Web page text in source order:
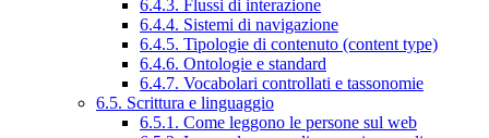
6.4.3. Flussi di interazione
6.4.4. Sistemi di navigazione
6.4.5. Tipologie di contenuto (content type)
6.4.6. Ontologie e standard
6.4.7. Vocabolari controllati e tassonomie
6.5. Scrittura e linguaggio
6.5.1. Come leggono le persone sul web